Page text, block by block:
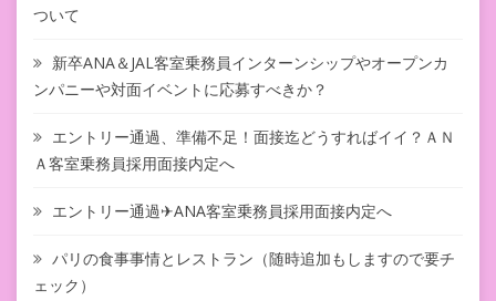
ついて
新卒ANA＆JAL客室乗務員インターンシップやオープンカ
ンパニーや対面イベントに応募すべきか？
エントリー通過、準備不足！面接迄どうすればイイ？ＡＮ
Ａ客室乗務員採用面接内定へ
エントリー通過✈ANA客室乗務員採用面接内定へ
パリの食事事情とレストラン（随時追加もしますので要チ
ェック）